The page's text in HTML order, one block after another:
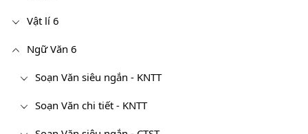
Vật lí 6
Ngữ Văn 6
Soạn Văn siêu ngắn - KNTT
Soạn Văn chi tiết - KNTT